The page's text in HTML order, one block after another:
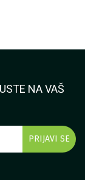
NA VAŠ